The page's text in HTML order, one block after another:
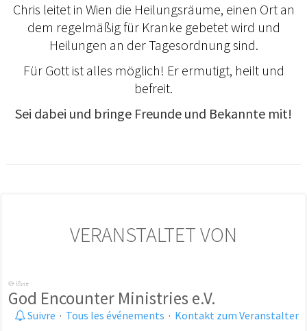
Chris leitet in Wien die Heilungsräume, einen Ort an
dem regelmäßig für Kranke gebetet wird und
Heilungen an der Tagesordnung sind.
Für Gott ist alles möglich! Er ermutigt, heilt und
befreit.
Sei dabei und bringe Freunde und Bekannte mit!
VERANSTALTET VON
God Encounter Ministries e.V.
Suivre · Tous les événements · Kontakt zum Veranstalter